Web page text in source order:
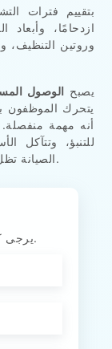
ازدحامًا، وأبعاد
وروتين التنظيف،
يصبح الوصول
يتحرك
أنه مهمة
للتنبؤ، وتتآكل
الصيانة تظل تحت السيطرة عبر الاستخدام اليومي المتكرر.
يرجى كتابة متطلباتك وملء النموذج للاتصال بنا.